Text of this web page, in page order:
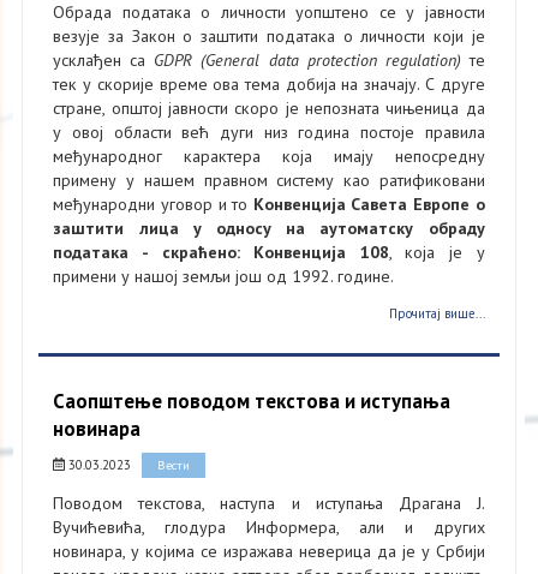
Обрада података о личности уопштено се у јавности
везује за Закон о заштити података о личности који је
усклађен са GDPR (General data protection regulation) те
тек у скорије време ова тема добија на значају. С друге
стране, општој јавности скоро је непозната чињеница да
у овој области већ дуги низ година постоје правила
међународног карактера која имају непосредну
примену у нашем правном систему као ратификовани
међународни уговор и то Конвенција Савета Европе о
заштити лица у односу на аутоматску обраду
података - скраћено: Конвенција 108, која је у
примени у нашој земљи још од 1992. године.
Прочитај више...
Саопштење поводом текстова и иступања
новинара
30.03.2023 Вести
Поводом текстова, наступа и иступања Драгана Ј.
Вучићевића, глодура Информера, али и других
новинара, у којима се изражава неверица да је у Србији